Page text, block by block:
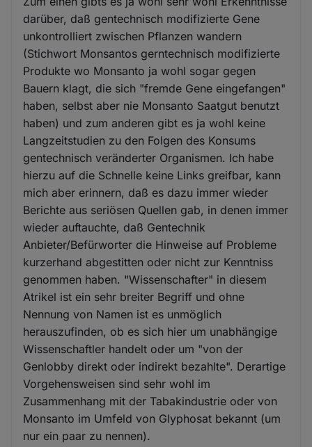
darüber, daß gentechnisch modifizierte Gene
unkontrolliert zwischen Pflanzen wandern
(Stichwort Monsantos gerntechnisch modifizierte
Produkte wo Monsanto ja wohl sogar gegen
Bauern klagt, die sich "fremde Gene eingefangen"
haben, selbst aber nie Monsanto Saatgut benutzt
haben) und zum anderen gibt es ja wohl keine
Langzeitstudien zu den Folgen des Konsums
gentechnisch veränderter Organismen. Ich habe
hierzu auf die Schnelle keine Links greifbar, kann
mich aber erinnern, daß es dazu immer wieder
Berichte aus seriösen Quellen gab, in denen immer
wieder auftauchte, daß Gentechnik
Anbieter/Befürworter die Hinweise auf Probleme
kurzerhand abgestitten oder nicht zur Kenntniss
genommen haben. "Wissenschafter" in diesem
Atrikel ist ein sehr breiter Begriff und ohne
Nennung von Namen ist es unmöglich
herauszufinden, ob es sich hier um unabhängige
Wissenschaftler handelt oder um "von der
Genlobby direkt oder indirekt bezahlte". Derartige
Vorgehensweisen sind sehr wohl im
Zusammenhang mit der Tabakindustrie oder von
Monsanto im Umfeld von Glyphosat bekannt (um
nur ein paar zu nennen).